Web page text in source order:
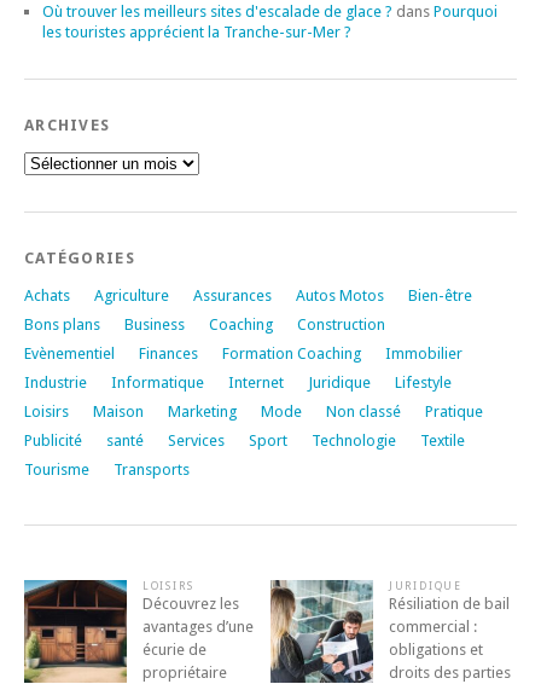
Où trouver les meilleurs sites d'escalade de glace ? dans Pourquoi
les touristes apprécient la Tranche-sur-Mer ?
ARCHIVES
Archives
CATÉGORIES
Achats Agriculture Assurances Autos Motos
Bien-être
Bons plans
Business Coaching
Construction
Evènementiel
Finances Formation Coaching
Immobilier
Industrie
Informatique Internet Juridique
Lifestyle
Loisirs
Maison Marketing Mode Non classé
Pratique
Publicité
santé Services Sport Technologie
Textile
Tourisme
Transports
LOISIRS
Découvrez les
avantages d’une
écurie de
propriétaire
JURIDIQUE
Résiliation de bail
commercial :
obligations et
droits des parties